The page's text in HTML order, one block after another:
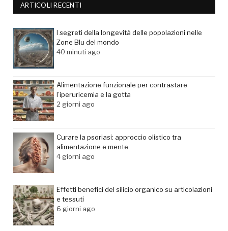
ARTICOLI RECENTI
I segreti della longevità delle popolazioni nelle
Zone Blu del mondo
40 minuti ago
Alimentazione funzionale per contrastare
l’iperuricemia e la gotta
2 giorni ago
Curare la psoriasi: approccio olistico tra
alimentazione e mente
4 giorni ago
Effetti benefici del silicio organico su articolazioni
e tessuti
6 giorni ago